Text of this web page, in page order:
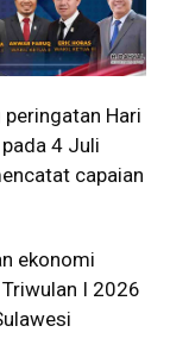
Hari
4 Juli
capaian
ekonomi
I 2026